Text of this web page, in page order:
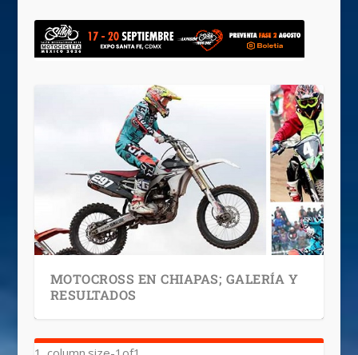
MOTOCROSS EN CHIAPAS; GALERÍA Y
RESULTADOS